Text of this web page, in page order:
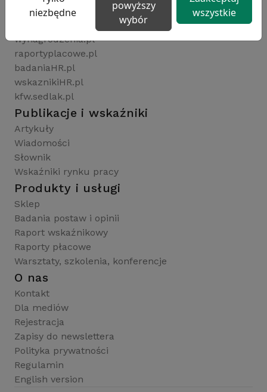
Rynekpracy.pl
wynagrodzenia.pl
raportyplacowe.pl
badaniaHR.pl
wskaznikiHR.pl
kfw.sedlak.pl
Publikacje i wskaźniki
Artykuły
Wiadomości
Słownik
Wskaźniki rynku pracy
Produkty i usługi
Sklep
Badania postaw i opinii
Raport wskaźnikowy
Raporty płacowe
Warsztaty, szkolenia, konferencje
O nas
Kontakt
Dla mediów
Rejestracja
Zapisy do newslettera
Polityka prywatności
Regulamin
English version
niezbędne
powyższy
wybór
wszystkie